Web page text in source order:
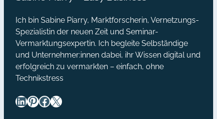
Ich bin Sabine Piarry, Marktforscherin, Vernetzungs-
Spezialistin der neuen Zeit und Seminar-
Vermarktungsexpertin. Ich begleite Selbständige
und Unternehmer:innen dabei, ihr Wissen digital und
erfolgreich zu vermarkten – einfach, ohne
Technikstress
LinkedIn Pinterest Facebook X